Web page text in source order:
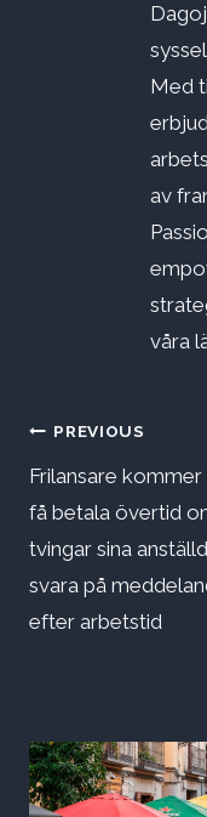
Med
av
våra
PREVIOUS
Frilansare
få betala övertid
tvingar sina
svara på
efter arbetstid